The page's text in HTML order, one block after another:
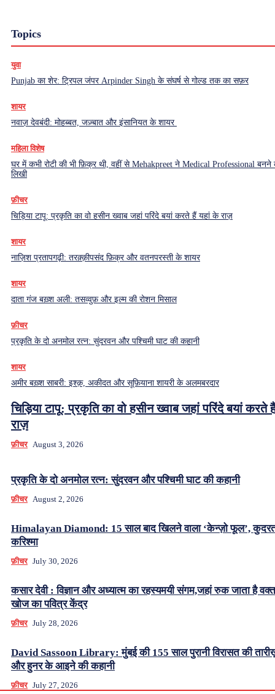
Topics
युवा
Punjab का शेर: ट्रिपल जंपर Arpinder Singh के संघर्ष से गोल्ड तक का सफ़र
शायर
नवाज़ देवबंदी: मोहब्बत, जज़्बात और इंसानियत के शायर
महिला विशेष
घर में कभी रोटी की भी फ़िक्र थी, वहीं से Mehakpreet ने Medical Professional बनने
लिखी
फ़ीचर
चिड़िया टापू: प्रकृति का वो हसीन ख्वाब जहां परिंदे बयां करते हैं यहां के राज़
शायर
नाज़िश प्रतापगढ़ी: तरक़्क़ीपसंद फ़िक्र और वतनपरस्ती के शायर
शायर
दाता गंज बख़्श अली: तसव्वुफ़ और इल्म की रोशन मिसाल
फ़ीचर
प्रकृति के दो अनमोल रत्न: सुंदरवन और पश्चिमी घाट की कहानी
शायर
अमीर बख़्श साबरी: इश्क़, अकीदत और सूफ़ियाना शायरी के अलमबरदार
चिड़िया टापू: प्रकृति का वो हसीन ख्वाब जहां परिंदे बयां करते
राज़
फ़ीचर August 3, 2026
प्रकृति के दो अनमोल रत्न: सुंदरवन और पश्चिमी घाट की कहानी
फ़ीचर August 2, 2026
Himalayan Diamond: 15 साल बाद खिलने वाला ‘केन्ज़ो फूल’,
करिश्मा
फ़ीचर July 30, 2026
कसार देवी : विज्ञान और अध्यात्म का रहस्यमयी संगम,जहां रुक जाता है
खोज का पवित्र केंद्र
फ़ीचर July 28, 2026
David Sassoon Library: मुंबई की 155 साल पुरानी विरासत की
और हुनर के आइने की कहानी
फ़ीचर July 27, 2026